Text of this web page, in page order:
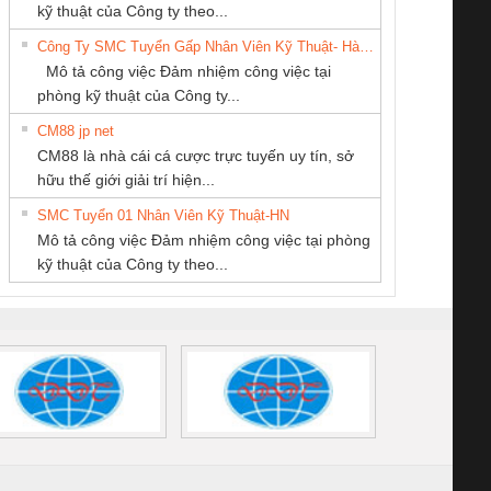
Contact
– PSR-
SCP-
FSP/2X1/1X2
sát chuỗi
tấm pin
16I+
(2502520000)
tấm pin
TRANSCLINIC 16I+
1K5 L (2433950000)
TRANSCLINIC 16I+
(2008130000)
điện TRANSCLINIC
BKE 1K5.4
(7791400879)2. Giá
Nẹp nhôm chống
trơn Đà Nẵng
DỊCH VỤ XNK
PHƯƠNG NAM
CÔNG TY TNHH
THƯƠNG MẠI
DỊCH VỤ KỸ
THUẬT ĐIỆN CƠ
GIA HƯNG PHÁT
TM-DV DAI DONG
THANH
THIẾT BỊ CÔNG
NAM
kỹ thuật của Công ty theo...
Mô tả công việc Đảm nhiệm công việc tại
phòng kỹ thuật của Công ty...
CM88 jp net
CM88 là nhà cái cá cược trực tuyến uy tín, sở
hữu thế giới giải trí hiện...
SMC Tuyển 01 Nhân Viên Kỹ Thuật-HN
Mô tả công việc Đảm nhiệm công việc tại phòng
kỹ thuật của Công ty theo...